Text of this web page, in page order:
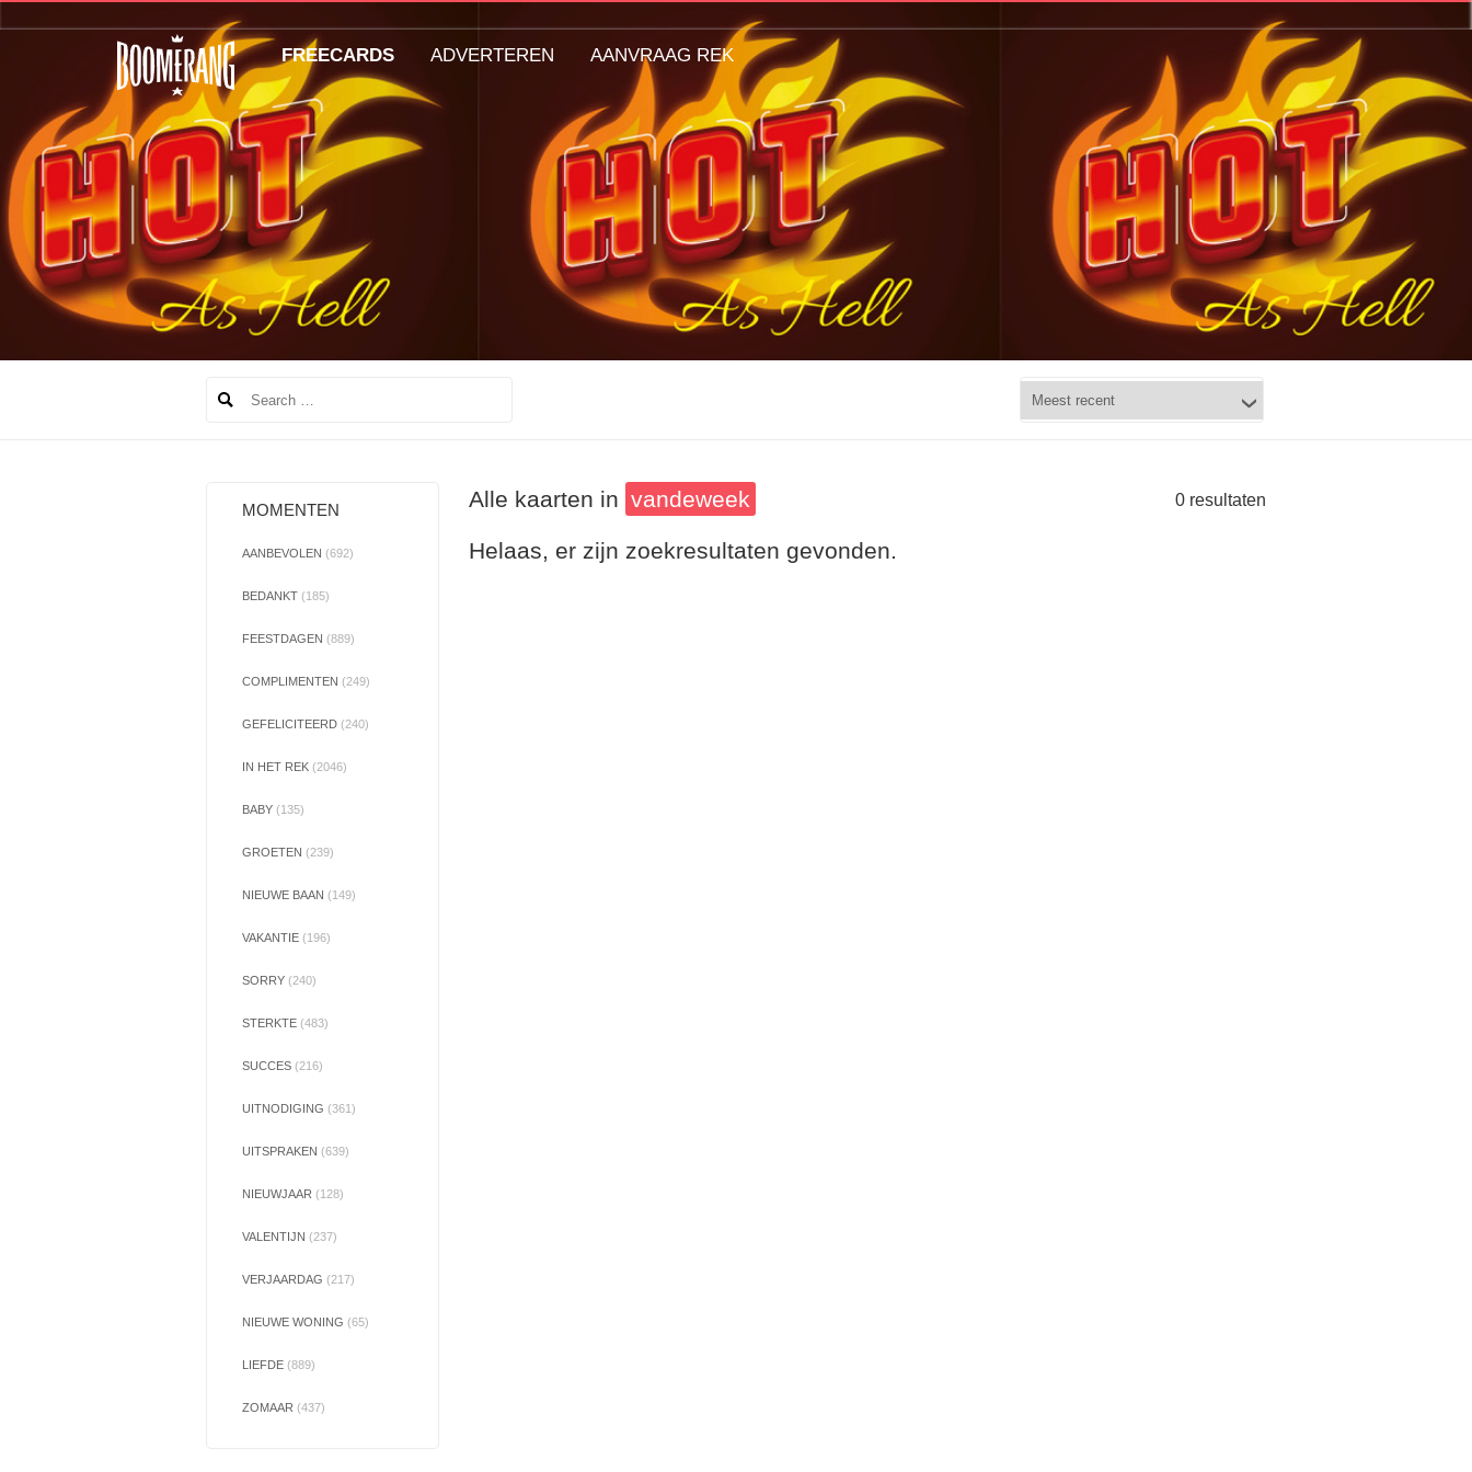
MOMENTEN
AANBEVOLEN (692)
BEDANKT (185)
FEESTDAGEN (889)
COMPLIMENTEN (249)
GEFELICITEERD (240)
IN HET REK (2046)
BABY (135)
GROETEN (239)
NIEUWE BAAN (149)
VAKANTIE (196)
SORRY (240)
STERKTE (483)
SUCCES (216)
UITNODIGING (361)
UITSPRAKEN (639)
NIEUWJAAR (128)
VALENTIJN (237)
VERJAARDAG (217)
NIEUWE WONING (65)
LIEFDE (889)
ZOMAAR (437)
Alle kaarten in vandeweek 0 resultaten
Helaas, er zijn zoekresultaten gevonden.
FREECARDS ADVERTEREN AANVRAAG REK